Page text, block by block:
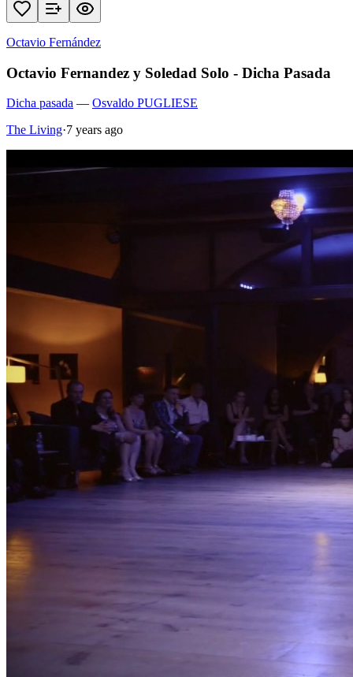
Octavio Fernández
Octavio Fernandez y Soledad Solo - Dicha Pasada
Dicha pasada — Osvaldo PUGLIESE
The Living·7 years ago